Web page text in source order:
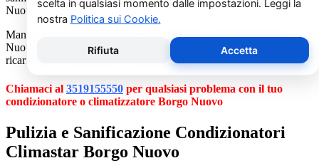
Nuovo.
Manutenzione condizionatori e climatizzatori Climastar Borgo
Nuovo, pulizia condizionatori, riparazione condizionatori d’aria,
ricarica gas condizionatori Climastar Borgo Nuovo.
Chiamaci al 3519155550 per qualsiasi problema con il tuo
condizionatore o climatizzatore Borgo Nuovo
Pulizia e Sanificazione Condizionatori
Climastar Borgo Nuovo